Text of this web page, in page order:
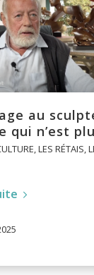
au
qui n’est
,LES RÉTAIS,